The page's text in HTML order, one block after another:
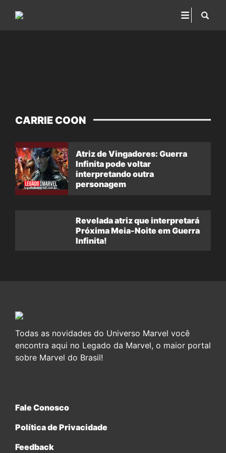
CARRIE COON
Atriz de Vingadores: Guerra
Infinita pode voltar
interpretando outra
personagem
Revelada atriz que interpretará
Próxima Meia-Noite em Guerra
Infinita!
Todas as novidades do Universo Marvel você
encontra aqui no Legado da Marvel, o maior portal
sobre Marvel do Brasil!
Fale Conosco
Política de Privacidade
Feedback